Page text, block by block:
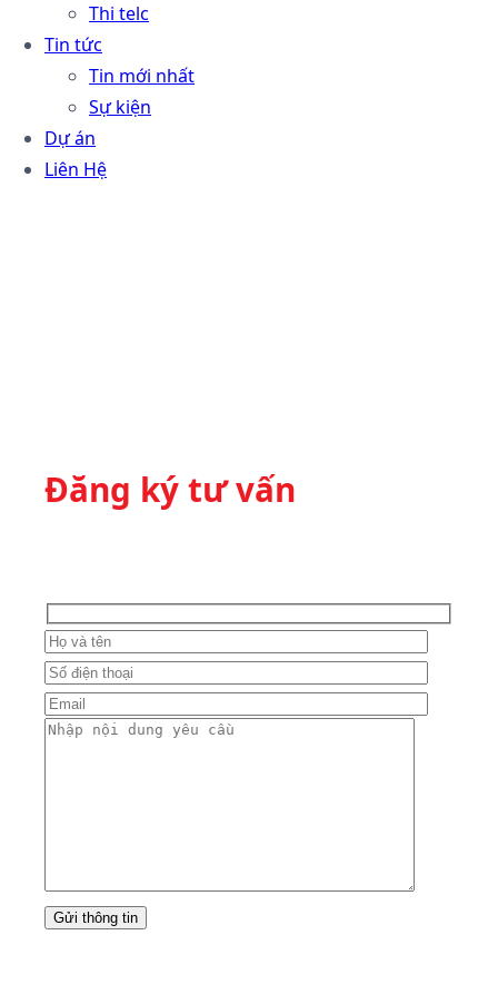
Thi telc
Tin tức
Tin mới nhất
Sự kiện
Dự án
Liên Hệ
Đăng ký tư vấn